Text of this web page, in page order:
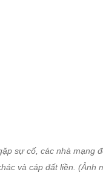
AAG gặp sự cố.
dùng khoảng